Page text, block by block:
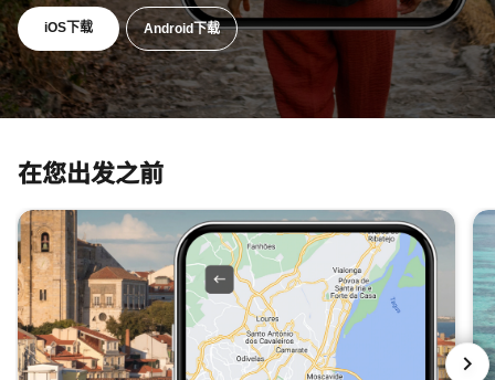
iOS下载打开新窗口Android下载打开新窗口
在您出发之前
跳过 在您出发之前 轮播 使用 3 张卡。
下